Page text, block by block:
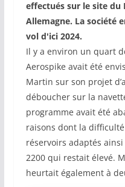
effectués sur le site du
Allemagne. La société
vol d'ici 2024.
Il y a environ un quart
Aerospike avait été
Martin sur son projet
déboucher sur la
programme avait été
raisons dont la
réservoirs adaptés
2200 qui restait élevé.
heurtait également à